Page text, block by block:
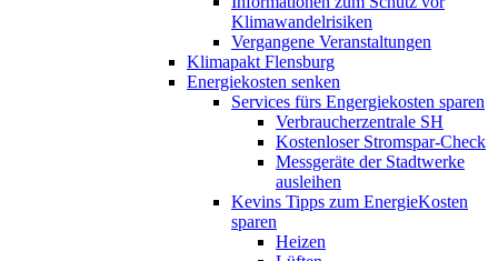
Klimawandelrisiken
Vergangene Veranstaltungen
Klimapakt Flensburg
Energiekosten senken
Services fürs Engergiekosten sparen
Verbraucherzentrale SH
Kostenloser Stromspar-Check
Messgeräte der Stadtwerke
ausleihen
Kevins Tipps zum EnergieKosten
sparen
Heizen